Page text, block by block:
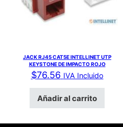
JACK RJ45 CAT5E INTELLINET UTP
KEYSTONE DE IMPACTO ROJO
$76.56 IVA Incluido
Añadir al carrito